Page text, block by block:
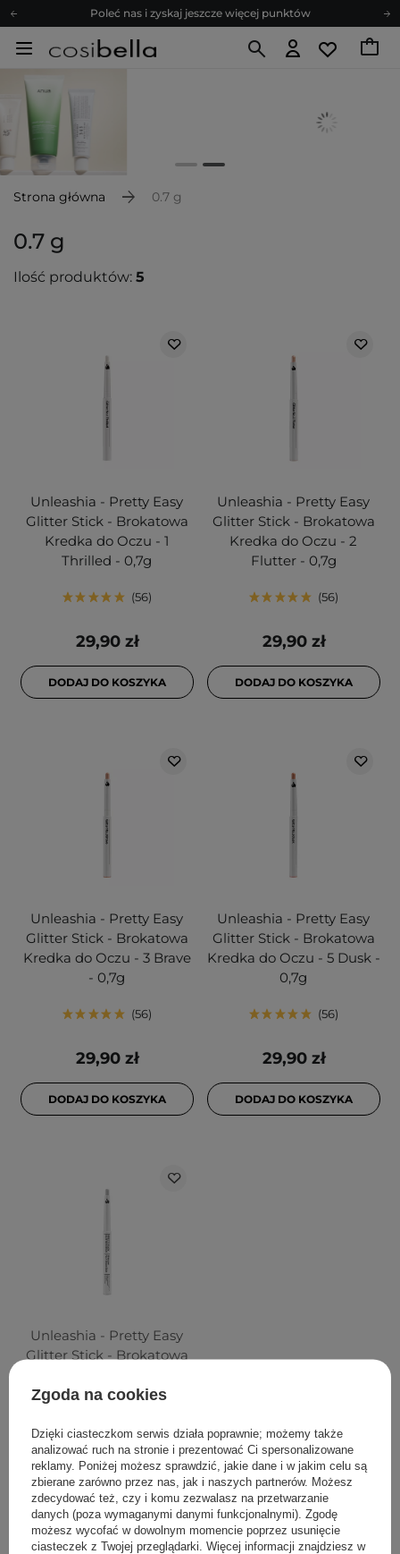
Poleć nas i zyskaj jeszcze więcej punktów
Zapisz się na newsletter pełen porad
Strona główna 0.7 g
0.7 g
Ilość produktów: 5
Unleashia - Pretty Easy
Glitter Stick - Brokatowa
Kredka do Oczu - 1
Thrilled - 0,7g
56
29,90 zł
DODAJ DO KOSZYKA
Unleashia - Pretty Easy
Glitter Stick - Brokatowa
Kredka do Oczu - 2
Flutter - 0,7g
56
29,90 zł
DODAJ DO KOSZYKA
Unleashia - Pretty Easy
Glitter Stick - Brokatowa
Kredka do Oczu - 3 Brave
- 0,7g
56
29,90 zł
DODAJ DO KOSZYKA
Unleashia - Pretty Easy
Glitter Stick - Brokatowa
Kredka do Oczu - 5 Dusk -
0,7g
56
29,90 zł
DODAJ DO KOSZYKA
Unleashia - Pretty Easy
Glitter Stick - Brokatowa
Skin - 0,7g
56
29,90 zł
POWIADOM MNIE
Zgoda na cookies
Dzięki ciasteczkom serwis działa poprawnie; możemy także
analizować ruch na stronie i prezentować Ci spersonalizowane
reklamy. Poniżej możesz sprawdzić, jakie dane i w jakim celu są
zbierane zarówno przez nas, jak i naszych partnerów. Możesz
zdecydować też, czy i komu zezwalasz na przetwarzanie
danych (poza wymaganymi danymi funkcjonalnymi). Zgodę
możesz wycofać w dowolnym momencie poprzez usunięcie
ciasteczek z Twojej przeglądarki. Więcej informacji znajdziesz w